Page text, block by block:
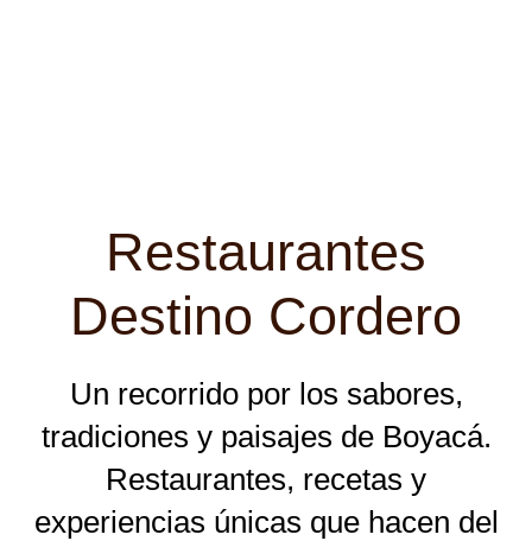
Restaurantes
Destino Cordero
Un recorrido por los sabores,
tradiciones y paisajes de Boyacá.
Restaurantes, recetas y
experiencias únicas que hacen del